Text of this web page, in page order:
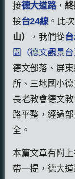
接德大道路，
接台24線。此次
山）
，我們從
園（德文觀景台
德文部落、屏
所、三地國小
長老教會德文
路平整，經過
全。
本篇文章有附
帶一提，德大